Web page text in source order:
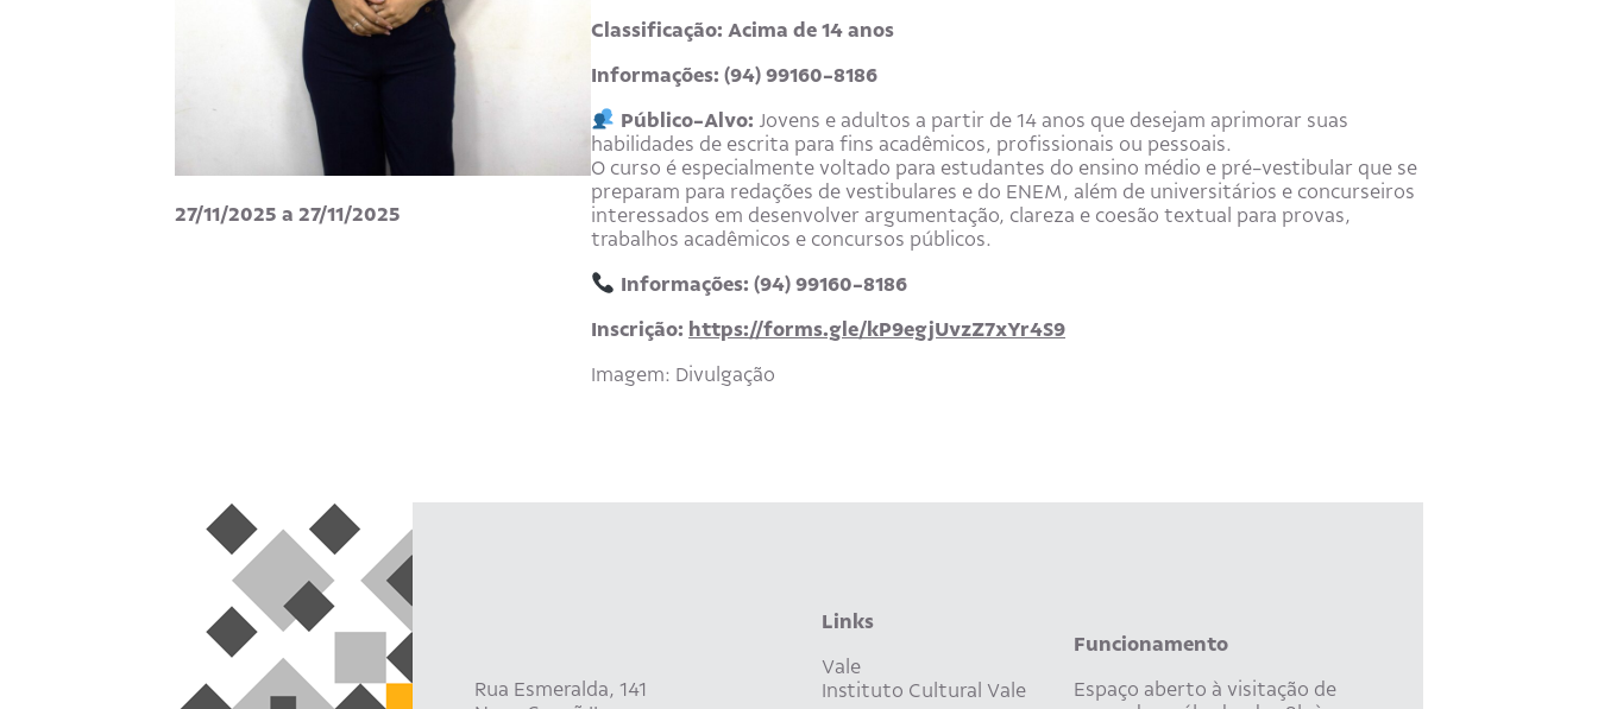
27/11/2025 a 27/11/2025
Classificação: Acima de 14 anos
Informações: (94) 99160-8186
Público-Alvo: Jovens e adultos a partir de 14 anos que desejam aprimorar suas
habilidades de escrita para fins acadêmicos, profissionais ou pessoais.
O curso é especialmente voltado para estudantes do ensino médio e pré-vestibular que se
preparam para redações de vestibulares e do ENEM, além de universitários e concurseiros
interessados em desenvolver argumentação, clareza e coesão textual para provas,
trabalhos acadêmicos e concursos públicos.
Informações: (94) 99160-8186
Inscrição: https://forms.gle/kP9egjUvzZ7xYr4S9
Imagem: Divulgação
Rua Esmeralda, 141
Links
Vale
Instituto Cultural Vale
Funcionamento
Espaço aberto à visitação de